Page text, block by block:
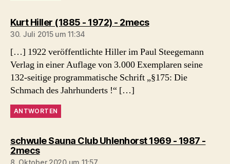
Kurt Hiller (1885 - 1972) - 2mecssagt:
30. Juli 2015 um 11:34
[…] 1922 veröffentlichte Hiller im Paul Steegemann
Verlag in einer Auflage von 3.000 Exemplaren seine
132-seitige programmatische Schrift „§175: Die
Schmach des Jahrhunderts !“ […]
ANTWORTEN
schwule Sauna Club Uhlenhorst 1969 - 1987 -
2mecssagt:
8. Oktober 2020 um 11:57